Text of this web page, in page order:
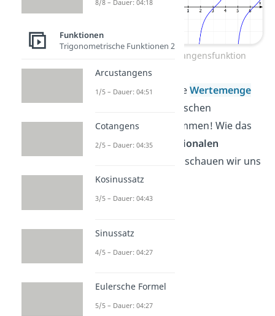
Wertebereich Tangensfunktion
Jetzt kannst du dieWertemenge
von trigonometrischen
Funktionen bestimmen! Wie das
beigebrochenrationalen
geht, schauen wir uns
jetzt an!
8/8 – Dauer: 04:18
Funktionen
Trigonometrische Funktionen 2
Arcustangens
1/5 – Dauer: 04:51
Cotangens
2/5 – Dauer: 04:35
Kosinussatz
3/5 – Dauer: 04:43
Sinussatz
4/5 – Dauer: 04:27
Eulersche Formel
5/5 – Dauer: 04:27